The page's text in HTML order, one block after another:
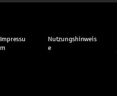
Impressu
m
Nutzungshinweis
e